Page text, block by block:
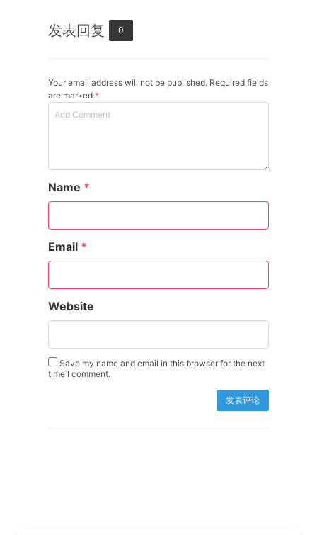
发表回复 0
Your email address will not be published. Required fields
are marked *
Name *
Email *
Website
Save my name and email in this browser for the next
time I comment.